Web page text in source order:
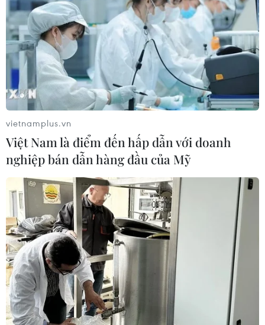
vietnamplus.vn
Việt Nam là điểm đến hấp dẫn với doanh
nghiệp bán dẫn hàng đầu của Mỹ